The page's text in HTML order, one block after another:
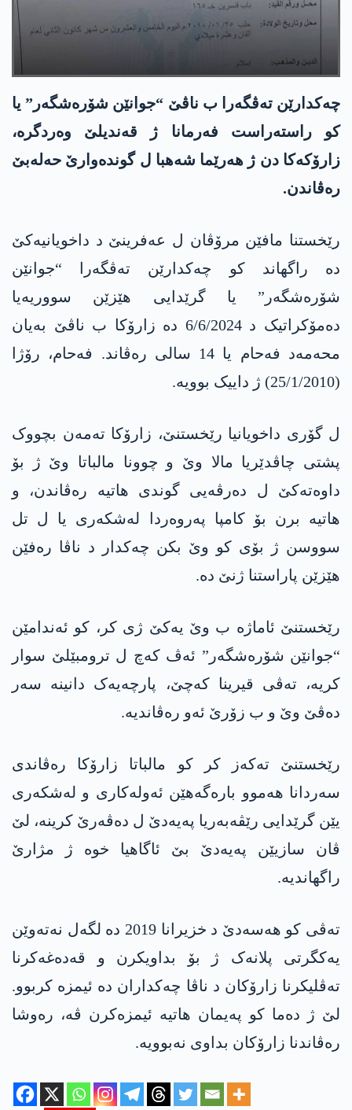
چەکدارێن تەڤگەرا ب ناڤێ “جوانێن شۆرەشگەر” یا
کو راستەراست فەرمانا ژ قەندیلێ وەردگرە،
زارۆکەکا دن ژ ھەرێما شەھبا ل گوندەوارێ حەلەبێ
رەڤاندن.
رێخستنا مافێن مرۆڤان ل عەفرینێ د داخویانیەکێ
دە راگھاند کو چەکدارێن تەڤگەرا “جوانێن
شۆرەشگەر” یا گرێدایی ھێزێن سووریەیا
دەمۆکراتیک د 6/6/2024 دە زارۆکا ب ناڤێ بەیان
محەمەد فەحام یا 14 سالی رەڤاند. فەحام، رۆژا
(25/1/2010) ژ داییک بوویە.
ل گۆری داخویانیا رێخستنێ، زارۆکا تەمەن بچووک
پشتی چاڤدێریا مالا وێ و چوونا مالباتا وێ ژ بۆ
داوەتەکێ ل دەرڤەیی گوندی ھاتیە رەڤاندن، و
هاتیە برن بۆ کامپا پەروەردا لەشکەری یا ل تل
سووسن ژ بۆی کو وێ بکن چەکدار د ناڤا رەفێن
ھێزێن پاراستنا ژنێ دە.
رێخستنێ ئاماژە ب وێ یەکێ ژی کر، کو ئەندامێن
“جوانێن شۆرەشگەر” ئەڤ کەچ ل ترومبێلێ سوار
کریە، تەڤی قیرینا کەچێ، پارچەیەک دانینە سەر
دەڤێ وێ و ب زۆرێ ئەو رەڤاندیە.
رێخستنێ تەکەز کر کو مالباتا زارۆکا رەڤاندی
سەردانا ھەموو بارەگەھێن ئەولەکاری و لەشکەری
یێن گرێدایی رێڤەبەریا پەیەدێ ل دەڤەرێ کرینە، لێ
ڤان سازیێن پەیەدێ بێ ئاگاهیا خوە ژ مژارێ
راگهاندیە.
تەڤی کو ھەسەدێ د خزیرانا 2019 دە لگەل نەتەوێن
یەکگرتی پلانەک ژ بۆ بداویکرن و قەدەغەکرنا
تەڤلیکرنا زارۆکان د ناڤا چەکداران دە ئیمزە کربوو.
لێ ژ دەما کو پەیمان ھاتیە ئیمزەکرن ڤە، رەوشا
رەڤاندنا زارۆکان بداوی نەبوویە.